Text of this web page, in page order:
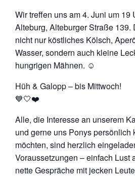
Wir treffen uns am 4. Juni um 19
Alteburg, Alteburger Straße 139.
nicht nur köstliches Kölsch,
Wasser, sondern auch kleine
hungrigen Mähnen. ☺️
Hüh & Galopp – bis Mittwoch!
💙🤍❤️
Alle, die Interesse an unserem
und gerne uns Ponys persönlich
möchten, sind herzlich
Voraussetzungen – einfach Lust
nette Gespräche mit jecken